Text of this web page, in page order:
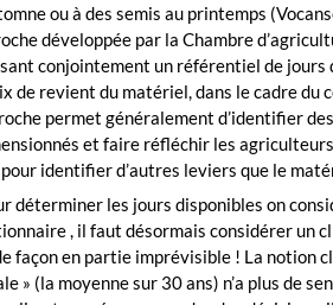
ou à des semis au printemps
développée par la Chambre
conjointement un référentiel de jours
de revient du matériel, dans le cadre du
permet généralement d’identifier
et faire réfléchir les
identifier d’autres leviers que le
déterminer les jours disponibles on
, il faut désormais considérer un
façon en partie imprévisible ! La notion
» (la moyenne sur 30 ans) n’a plus de